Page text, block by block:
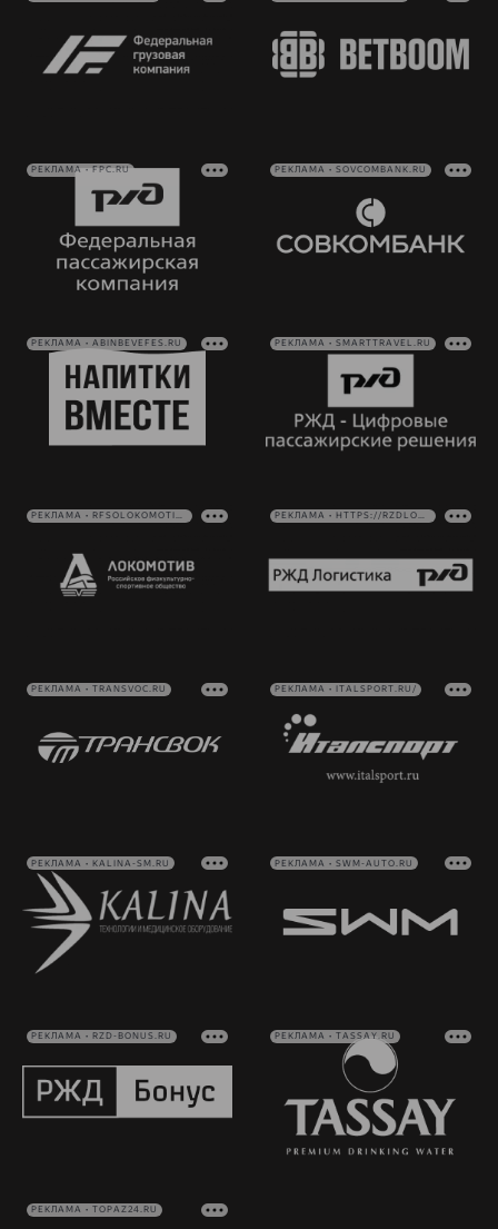
РЕКЛАМА • FPC.RU РЕКЛАМА • SOVCOMBANK.RU
РЕКЛАМА • ABINBEVEFES.RU РЕКЛАМА • SMARTTRAVEL.RU
РЕКЛАМА • RFSOLOKOMOTIV.RU РЕКЛАМА • HTTPS://RZDLOG.RU/
РЕКЛАМА • TRANSVOC.RU РЕКЛАМА • ITALSPORT.RU/
РЕКЛАМА • KALINA-SM.RU РЕКЛАМА • SWM-AUTO.RU
РЕКЛАМА • RZD-BONUS.RU РЕКЛАМА • TASSAY.RU
РЕКЛАМА • TOPAZ24.RU